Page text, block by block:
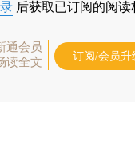
后获取已订阅的阅读
通会员
读全文
订阅/会员升